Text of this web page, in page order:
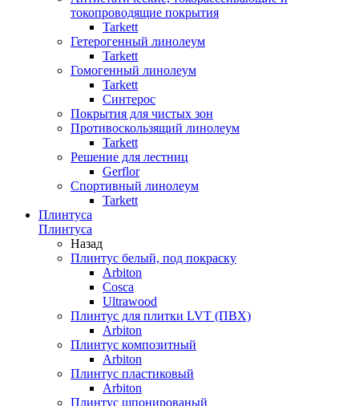
токопроводящие покрытия
Tarkett
Гетерогенный линолеум
Tarkett
Гомогенный линолеум
Tarkett
Синтерос
Покрытия для чистых зон
Противоскользящий линолеум
Tarkett
Решение для лестниц
Gerflor
Спортивный линолеум
Tarkett
Плинтуса
Плинтуса
Назад
Плинтус белый, под покраску
Arbiton
Cosca
Ultrawood
Плинтус для плитки LVT (ПВХ)
Arbiton
Плинтус композитный
Arbiton
Плинтус пластиковый
Arbiton
Плинтус шпонированый